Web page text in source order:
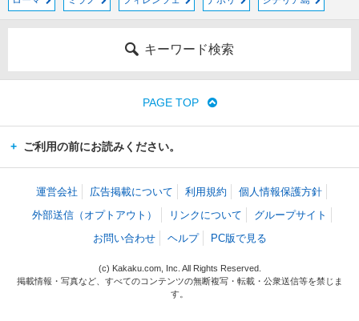
キーワード検索
PAGE TOP
ご利用の前にお読みください。
運営会社 広告掲載について 利用規約
個人情報保護方針
外部送信（オプトアウト）
リンクについて
グループサイト
お問い合わせ
ヘルプ PC版で見る
(c) Kakaku.com, Inc. All Rights Reserved.
掲載情報・写真など、すべてのコンテンツの無断複写・転載・公衆送信等を禁じま
す。